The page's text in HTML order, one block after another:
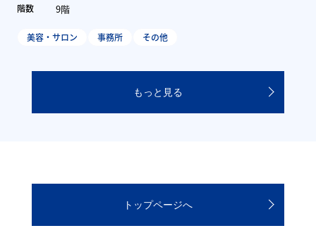
階数 9階
美容・サロン 事務所 その他
もっと見る
トップページへ